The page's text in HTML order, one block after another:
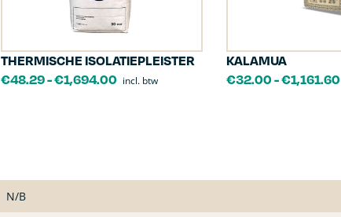
THERMISCHE ISOLATIEPLEISTER
€48.29-€1,694.00 incl. btw
KALAMUA
€32.00-€1,161.60
N/B